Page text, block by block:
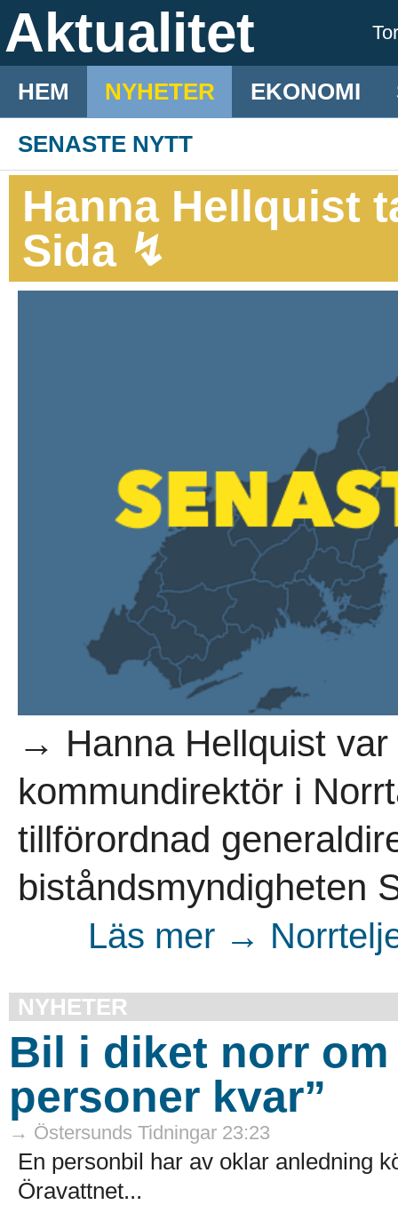
Aktualitet
HEM NYHETER EKONOMI
SENASTE NYTT
Hanna Hellquist
Sida ↯
→ Hanna Hellquist
kommundirektör i
tillförordnad
biståndsmyndigheten
Läs mer →
NYHETER
Bil i diket norr
personer kvar”
→ Östersunds Tidningar 23:23
En personbil har av oklar anledning
Öravattnet...